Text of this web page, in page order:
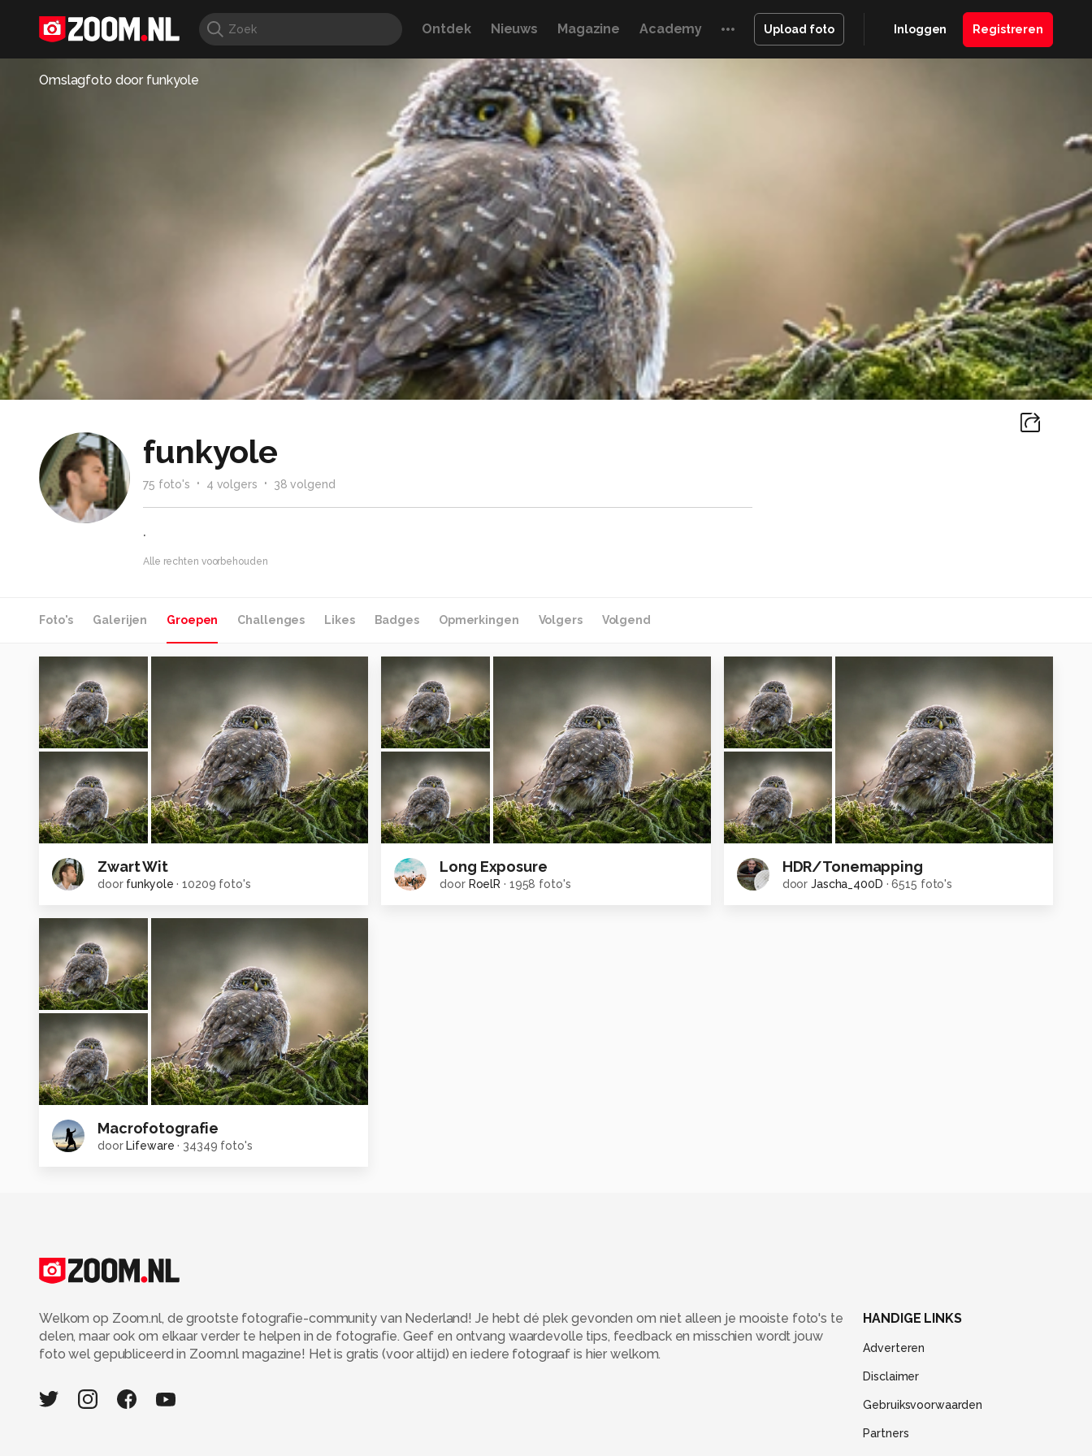
Ontdek Nieuws Magazine Academy Upload foto Inloggen Registreren
Omslagfoto door funkyole
funkyole
75 foto's 4 volgers 38 volgend
.
Alle rechten voorbehouden
Foto's Galerijen Groepen Challenges Likes Badges Opmerkingen Volgers Volgend
Zwart Wit
door funkyole ·10209 foto's
Long Exposure
door RoelR · 1958 foto's
HDR/Tonemapping
doorJascha_400D ·6515 foto's
Macrofotografie
door Lifeware · 34349 foto's
Welkom op Zoom.nl, de grootste fotografie-community van Nederland! Je hebt dé plek gevonden om niet alleen je mooiste foto's te
delen, maar ook om elkaar verder te helpen in de fotografie. Geef en ontvang waardevolle tips, feedback en misschien wordt jouw
foto wel gepubliceerd in Zoom.nl magazine! Het is gratis (voor altijd) en iedere fotograaf is hier welkom.
HANDIGE LINKS
Adverteren
Disclaimer
Gebruiksvoorwaarden
Partners